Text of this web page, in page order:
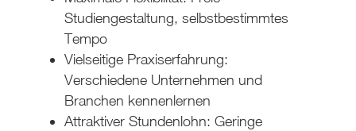
Studiengestaltung, selbstbestimmtes
Tempo
Vielseitige Praxiserfahrung:
Verschiedene Unternehmen und
Branchen kennenlernen
Attraktiver Stundenlohn: Geringe